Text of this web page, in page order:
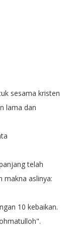
sesama kristen
lama dan
telah
makna aslinya:
10 kebaikan.